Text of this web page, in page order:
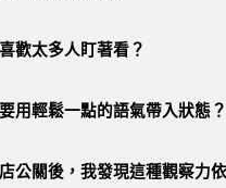
歡太多人盯著看？
用輕鬆一點的語氣帶入狀態？
公關後，我發現這種觀察力